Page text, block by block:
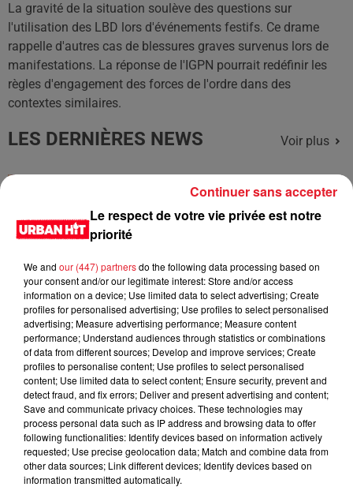
La gravité de la situation soulève des questions sur
l'utilisation des LBD lors d'événements festifs. Ce drame
rappelle d'autres cas de blessures graves survenus lors de
manifestations. La réponse de l'IGPN pourrait redéfinir les
règles d'engagement des forces de l'ordre dans des
contextes similaires.
LES DERNIÈRES NEWS Voir plus
d'un homme prétendant être son fils
Cassie met fin à une ex-escorte
masculine dans sa bataille...
Des vitres tombent de la tour
Montparnasse : des désaccords
entre...
Le respect de votre vie privée est notre
priorité
We and our (447) partnersdo the following data processing based on
your consent and/or our legitimate interest: Store and/or access
information on a device; Use limited data to select advertising; Create
profiles for personalised advertising; Use profiles to select personalised
advertising; Measure advertising performance; Measure content
performance; Understand audiences through statistics or combinations
of data from different sources; Develop and improve services; Create
profiles to personalise content; Use profiles to select personalised
content; Use limited data to select content; Ensure security, prevent and
detect fraud, and fix errors; Deliver and present advertising and content;
Save and communicate privacy choices. These technologies may
process personal data such as IP address and browsing data to offer
following functionalities: Identify devices based on information actively
requested; Use precise geolocation data; Match and combine data from
other data sources; Link different devices; Identify devices based on
information transmitted automatically.
Continuer sans accepter